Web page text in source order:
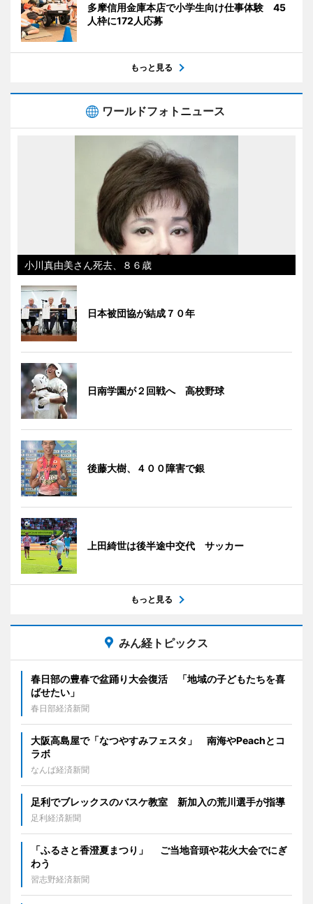
多摩信用金庫本店で小学生向け仕事体験 45
人枠に172人応募
もっと見る
ワールドフォトニュース
小川真由美さん死去、８６歳
日本被団協が結成７０年
日南学園が２回戦へ 高校野球
後藤大樹、４００障害で銀
上田綺世は後半途中交代 サッカー
もっと見る
みん経トピックス
春日部の豊春で盆踊り大会復活 「地域の子どもたちを喜
ばせたい」
春日部経済新聞
大阪高島屋で「なつやすみフェスタ」 南海やPeachとコ
ラボ
なんば経済新聞
足利でブレックスのバスケ教室 新加入の荒川選手が指導
足利経済新聞
「ふるさと香澄夏まつり」 ご当地音頭や花火大会でにぎ
わう
習志野経済新聞